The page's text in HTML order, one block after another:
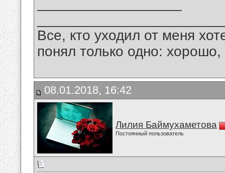
Все, кто уходил от меня
понял только одно:
08.01.2018, 16:42
Лилия Баймухаметова
Постоянный пользователь